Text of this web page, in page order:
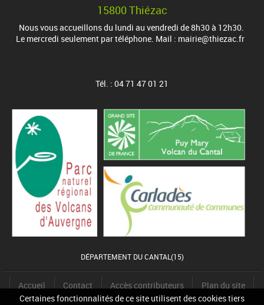
Certaines fonctionnalités de ce site utilisent des cookies tiers
15800 Thiézac
Nous vous accueillons du lundi au vendredi de 8h30 à 12h30.
Le mercredi seulement par téléphone. Mail : mairie@thiezac.fr
Tél. : 04 71 47 01 21
DÉPARTEMENT DU CANTAL(15)
Accueil Contact Accès contributeurs Plan du site